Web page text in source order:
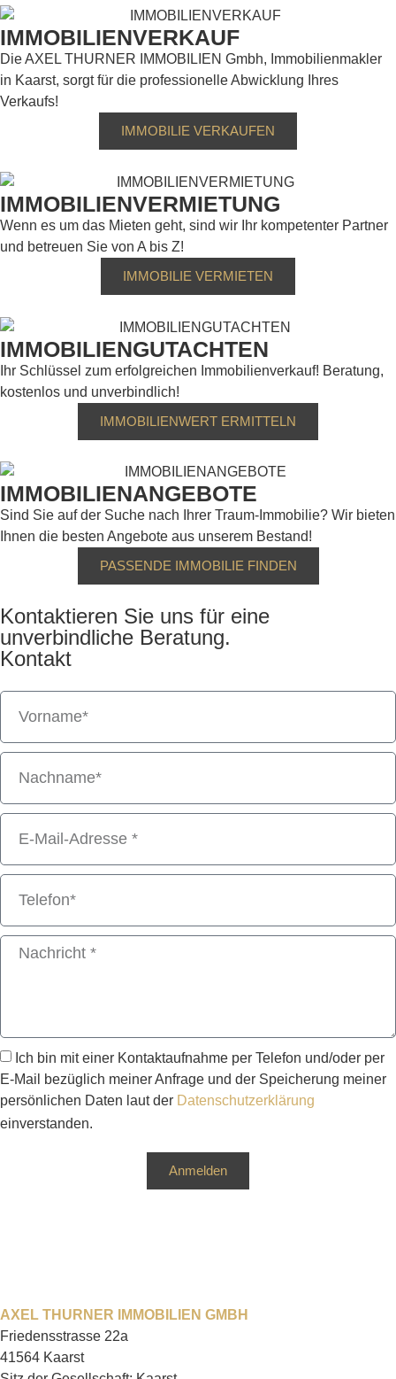
IMMOBILIENVERKAUF
Die AXEL THURNER IMMOBILIEN Gmbh, Immobilienmakler
in Kaarst, sorgt für die professionelle Abwicklung Ihres
Verkaufs!
IMMOBILIE VERKAUFEN
IMMOBILIENVERMIETUNG
Wenn es um das Mieten geht, sind wir Ihr kompetenter Partner
und betreuen Sie von A bis Z!
IMMOBILIE VERMIETEN
IMMOBILIENGUTACHTEN
Ihr Schlüssel zum erfolgreichen Immobilienverkauf! Beratung,
kostenlos und unverbindlich!
IMMOBILIENWERT ERMITTELN
IMMOBILIENANGEBOTE
Sind Sie auf der Suche nach Ihrer Traum-Immobilie? Wir bieten
Ihnen die besten Angebote aus unserem Bestand!
PASSENDE IMMOBILIE FINDEN
Kontaktieren Sie uns für eine
unverbindliche Beratung.
Kontakt
Ich bin mit einer Kontaktaufnahme per Telefon und/oder per
E-Mail bezüglich meiner Anfrage und der Speicherung meiner
persönlichen Daten laut der Datenschutzerklärung
einverstanden.
Anmelden
AXEL THURNER IMMOBILIEN GMBH
Friedensstrasse 22a
41564 Kaarst